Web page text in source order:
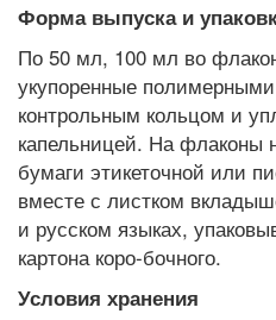
Форма выпуска и
По 50 мл, 100 мл во
укупоренные
контрольным кольцом и
капельницей. На флаконы
бумаги этикеточной или
вместе с листком
и русском языках,
картона коро-бочного.
Условия хранения